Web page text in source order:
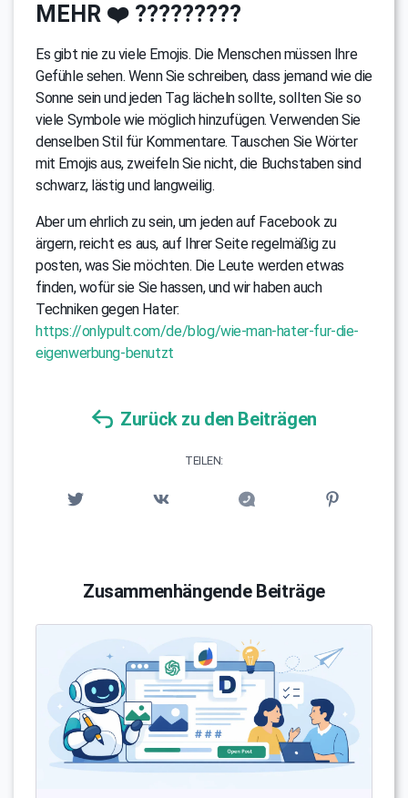
MEHR ❤️ ?????????
Es gibt nie zu viele Emojis. Die Menschen müssen Ihre
Gefühle sehen. Wenn Sie schreiben, dass jemand wie die
Sonne sein und jeden Tag lächeln sollte, sollten Sie so
viele Symbole wie möglich hinzufügen. Verwenden Sie
denselben Stil für Kommentare. Tauschen Sie Wörter
mit Emojis aus, zweifeln Sie nicht, die Buchstaben sind
schwarz, lästig und langweilig.
Aber um ehrlich zu sein, um jeden auf Facebook zu
ärgern, reicht es aus, auf Ihrer Seite regelmäßig zu
posten, was Sie möchten. Die Leute werden etwas
finden, wofür sie Sie hassen, und wir haben auch
Techniken gegen Hater:
https://onlypult.com/de/blog/wie-man-hater-fur-die-
eigenwerbung-benutzt
Zurück zu den Beiträgen
TEILEN:
Zusammenhängende Beiträge